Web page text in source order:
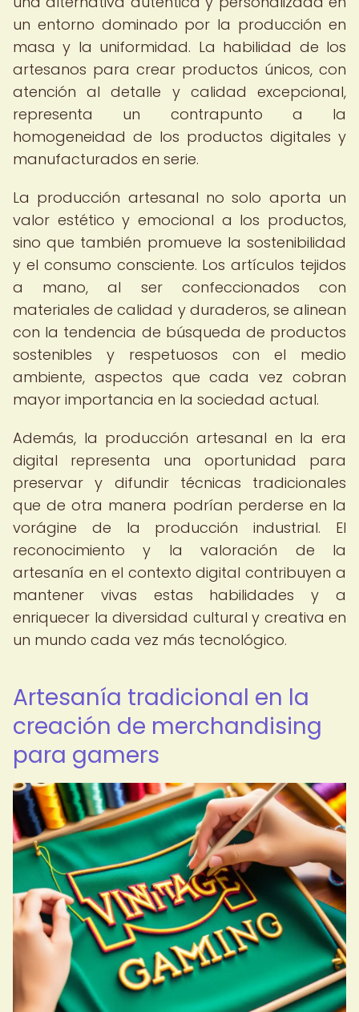
un entorno dominado por la producción en
masa y la uniformidad. La habilidad de los
artesanos para crear productos únicos, con
atención al detalle y calidad excepcional,
representa un contrapunto a la
homogeneidad de los productos digitales y
manufacturados en serie.
La producción artesanal no solo aporta un
valor estético y emocional a los productos,
sino que también promueve la sostenibilidad
y el consumo consciente. Los artículos tejidos
a mano, al ser confeccionados con
materiales de calidad y duraderos, se alinean
con la tendencia de búsqueda de productos
sostenibles y respetuosos con el medio
ambiente, aspectos que cada vez cobran
mayor importancia en la sociedad actual.
Además, la producción artesanal en la era
digital representa una oportunidad para
preservar y difundir técnicas tradicionales
que de otra manera podrían perderse en la
vorágine de la producción industrial. El
reconocimiento y la valoración de la
artesanía en el contexto digital contribuyen a
mantener vivas estas habilidades y a
enriquecer la diversidad cultural y creativa en
un mundo cada vez más tecnológico.
Artesanía tradicional en la
creación de merchandising
para gamers